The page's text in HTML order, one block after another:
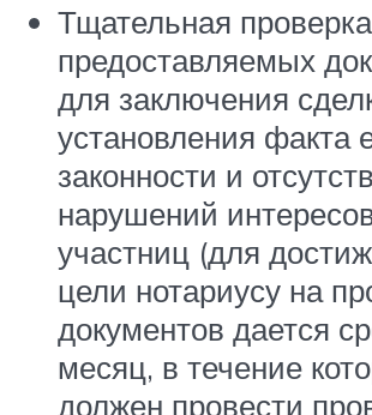
Тщательная
предоставляемых
для заключения
установления факта
законности и
нарушений
участниц (для
цели нотариусу на
документов дается
месяц, в течение
должен провести